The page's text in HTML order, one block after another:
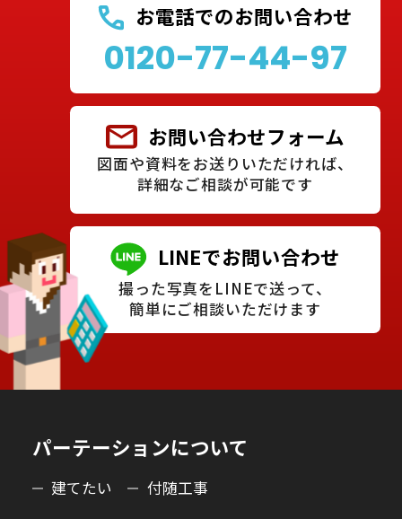
お電話でのお問い合わせ
0120-77-44-97
お問い合わせフォーム
図面や資料をお送りいただければ、
詳細なご相談が可能です
LINEでお問い合わせ
撮った写真をLINEで送って、
簡単にご相談いただけます
パーテーションについて
建てたい 付随工事